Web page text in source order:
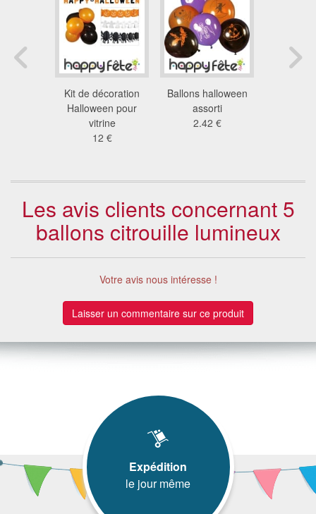
Kit de décoration
Halloween pour
vitrine
12 €
Ballons halloween
assorti
2.42 €
Les avis clients concernant 5
ballons citrouille lumineux
Votre avis nous intéresse !
Laisser un commentaire sur ce produit
Expédition
le jour même